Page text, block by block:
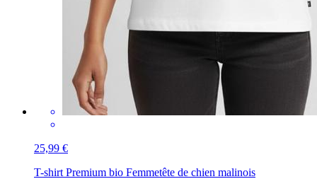
25,99 €
T-shirt Premium bio Femmetête de chien malinois